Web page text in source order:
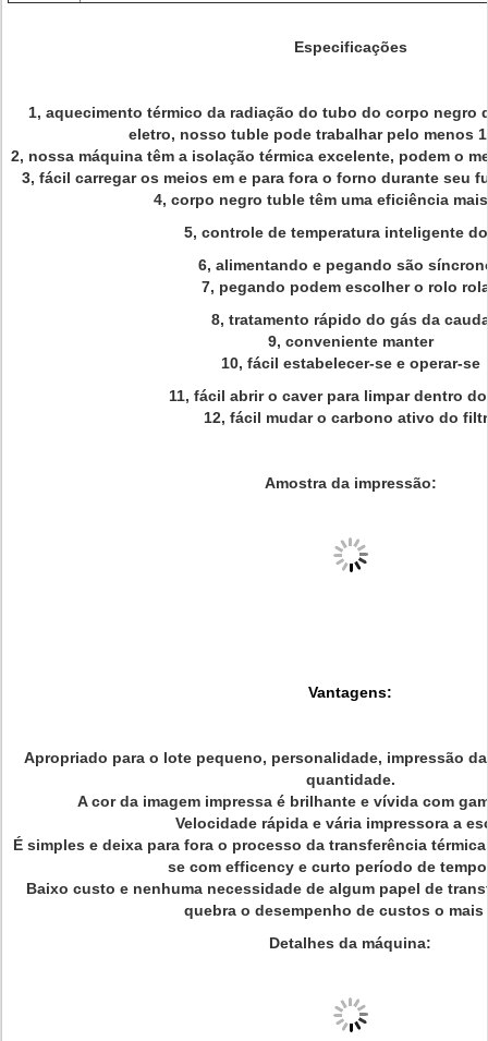
Especificações
1, aquecimento térmico da radiação do tubo do corpo negro
eletro, nosso tuble pode trabalhar pelo menos
2, nossa máquina têm a isolação térmica excelente, podem o
3, fácil carregar os meios em e para fora o forno durante seu
4, corpo negro tuble têm uma eficiência
5, controle de temperatura inteligente do
6, alimentando e pegando são
7, pegando podem escolher o rolo
8, tratamento rápido do gás da
9, conveniente manter
10, fácil estabelecer-se e operar-se
11, fácil abrir o caver para limpar dentro
12, fácil mudar o carbono ativo do
Amostra da impressão:
Vantagens:
Apropriado para o lote pequeno, personalidade, impressão
quantidade.
A cor da imagem impressa é brilhante e vívida com
Velocidade rápida e vária impressora a
É simples e deixa para fora o processo da transferência
se com efficency e curto período de
Baixo custo e nenhuma necessidade de algum papel de
quebra o desempenho de custos o mais
Detalhes da máquina: